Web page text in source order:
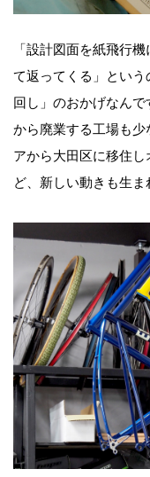
「設計図面を紙飛行
て返ってくる」とい
回し」のおかげなん
から廃業する工場も
アから大田区に移住
ど、新しい動きも生ま